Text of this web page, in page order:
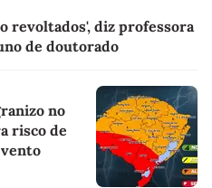
revoltados', diz professora
de doutorado
no
risco de